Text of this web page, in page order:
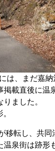
は、まだ嘉
掲載直後に温
ました。
移転し、共同
温泉街は跡形